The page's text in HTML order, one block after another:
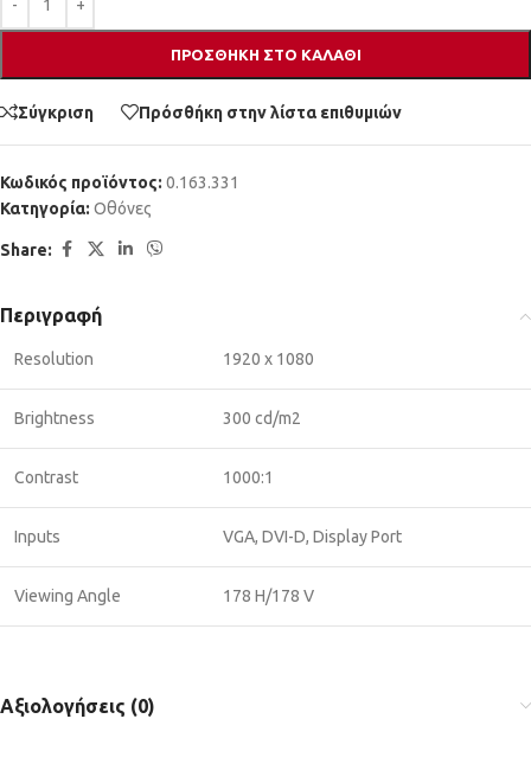
ΠΡΟΣΘΉΚΗ ΣΤΟ ΚΑΛΆΘΙ
Σύγκριση Πρόσθήκη στην λίστα επιθυμιών
Κωδικός προϊόντος: 0.163.331
Κατηγορία: Οθόνες
Share:
Περιγραφή
Resolution 1920 x 1080
Brightness 300 cd/m2
Contrast 1000:1
Inputs VGA, DVI-D, Display Port
Viewing Angle 178 H/178 V
Αξιολογήσεις (0)